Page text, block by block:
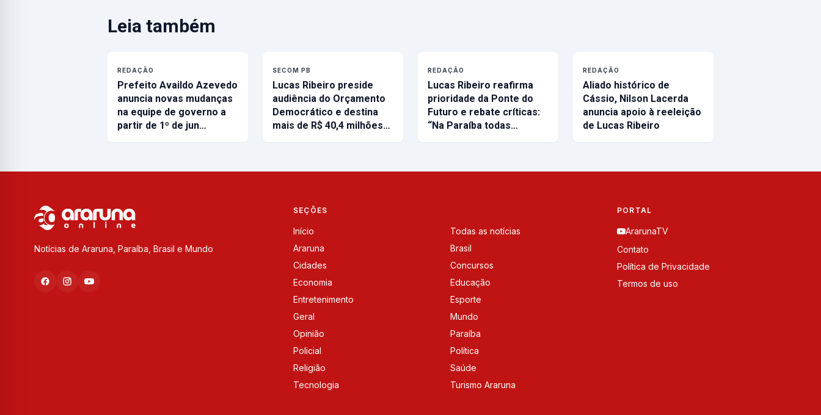
Leia também
REDAÇÃO
Prefeito Availdo Azevedo
anuncia novas mudanças
na equipe de governo a
partir de 1º de jun…
SECOM PB
Lucas Ribeiro preside
audiência do Orçamento
Democrático e destina
mais de R$ 40,4 milhões…
REDAÇÃO
Lucas Ribeiro reafirma
prioridade da Ponte do
Futuro e rebate críticas:
“Na Paraíba todas…
REDAÇÃO
Aliado histórico de
Cássio, Nilson Lacerda
anuncia apoio à reeleição
de Lucas Ribeiro
Notícias de Araruna, Paraíba, Brasil e Mundo
SEÇÕES
Início
Todas as notícias
Araruna
Brasil
Cidades
Concursos
Economia
Educação
Entretenimento
Esporte
Geral
Mundo
Opinião
Paraíba
Policial
Política
Religião
Saúde
Tecnologia
Turismo Araruna
PORTAL
ArarunaTV
Contato
Política de Privacidade
Termos de uso